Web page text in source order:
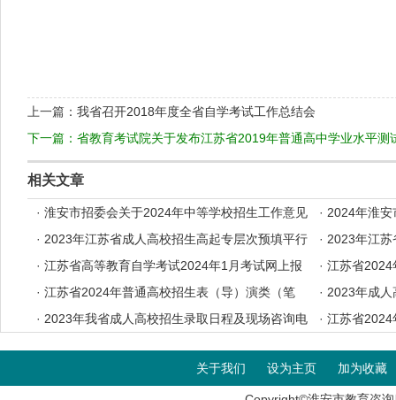
上一篇： 我省召开2018年度全省自学考试工作总结会
下一篇： 省教育考试院关于发布江苏省2019年普通高中学业水平测
相关文章
· 淮安市招委会关于2024年中等学校招生工作意见 · 2024年淮
· 2023年江苏省成人高校招生高起专层次预填平行
志愿投档分数线
· 2023年江
档分数线
· 江苏省高等教育自学考试2024年1月考试网上报
名办法
· 江苏省2024
考证自助打
· 江苏省2024年普通高校招生表（导）演类（笔
试）、书法类专业省统考考前提醒
· 2023年成
· 2023年我省成人高校招生录取日程及现场咨询电
· 江苏省2024
关于我们
设为主页 加为收藏